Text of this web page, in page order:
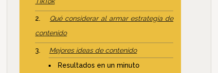
Qué considerar al armar estrategia de
contenido
Mejores ideas de contenido
Resultados en un minuto